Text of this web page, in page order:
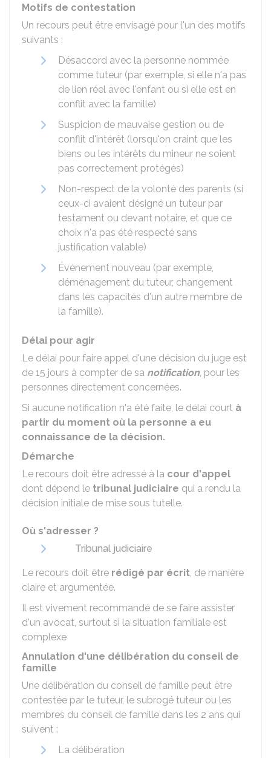
Motifs de contestation
Un recours peut être envisagé pour l'un des motifs
suivants :
Désaccord avec la personne nommée
comme tuteur (par exemple, si elle n'a pas
de lien réel avec l'enfant ou si elle est en
conflit avec la famille)
Suspicion de mauvaise gestion ou de
conflit d'intérêt (lorsqu'on craint que les
biens ou les intérêts du mineur ne soient
pas correctement protégés)
Non-respect de la volonté des parents (si
ceux-ci avaient désigné un tuteur par
testament ou devant notaire, et que ce
choix n'a pas été respecté sans
justification valable)
Événement nouveau (par exemple,
déménagement du tuteur, changement
dans les capacités d'un autre membre de
la famille).
Délai pour agir
Le délai pour faire appel d'une décision du juge est
de 15 jours à compter de sa notification, pour les
personnes directement concernées.
Si aucune notification n'a été faite, le délai court à
partir du moment où la personne a eu
connaissance de la décision.
Démarche
Le recours doit être adressé à la cour d'appel
dont dépend le tribunal judiciaire qui a rendu la
décision initiale de mise sous tutelle.
Où s'adresser ?
Tribunal judiciaire
Le recours doit être rédigé par écrit, de manière
claire et argumentée.
Il est vivement recommandé de se faire assister
d'un avocat, surtout si la situation familiale est
complexe
Annulation d'une délibération du conseil de
famille
Une délibération du conseil de famille peut être
contestée par le tuteur, le subrogé tuteur ou les
membres du conseil de famille dans les 2 ans qui
suivent :
La délibération